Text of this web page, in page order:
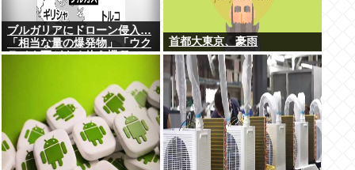
ブルガリアにドローン侵入…
「相当な量の爆発物」「ウク
ライナ軍がよく使う機種」
首都大東京、豪雨